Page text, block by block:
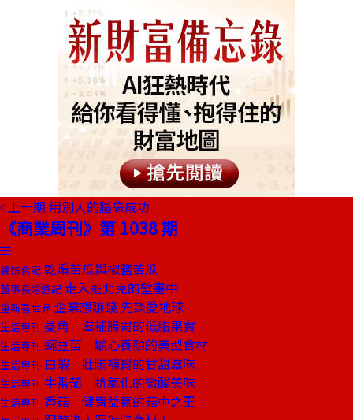
上一期 用別人的腦袋成功
《商業周刊》第 1038 期
饕姊食記 乾煸苦瓜與椒鹽苦瓜
董事長嬉遊記 走入魁北克的壁畫中
重新看世界 企業想賺錢 先談愛地球
生活專刊 菱角 滋補腸胃的低脂果實
生活專刊 豌豆苗 顧心養顏的美型食材
生活專刊 白蝦 壯陽補腎的甘甜滋味
生活專刊 牛番茄 抗氧化的微酸美味
生活專刊 香菇 健胃益氣的菇中之王